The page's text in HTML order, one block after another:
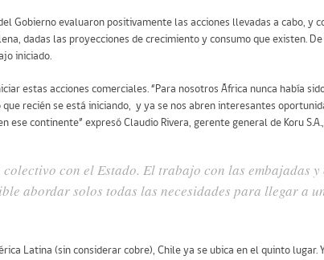
Gobierno evaluaron positivamente las acciones llevadas a cabo, y
dadas las proyecciones de crecimiento y consumo que existen.
iniciado.
estas acciones comerciales. “Para nosotros África nunca había
recién se está iniciando, y ya se nos abren interesantes
ese continente” expresó Claudio Rivera, gerente general de Koru
con el Estado. El trabajo con las embajadas
abordar solos todas las necesidades para llegar a
Latina (sin considerar cobre), Chile ya se ubica en el quinto